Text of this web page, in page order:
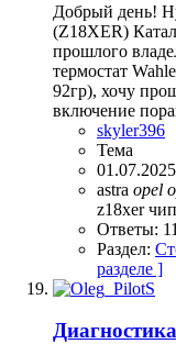
Добрый день!
(Z18XER)
прошлого
термостат
92гр), хочу
включение
skyler396
Тема
01.07.2025
astra opel
z18xer
Ответы: 11
Раздел:
разделе ]